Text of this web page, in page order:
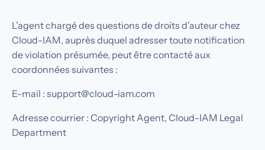
L’agent chargé des questions de droits d’auteur chez
Cloud-IAM, auprès duquel adresser toute notification
de violation présumée, peut être contacté aux
coordonnées suivantes :
E-mail : support@cloud-iam.com
Adresse courrier : Copyright Agent, Cloud-IAM Legal
Department